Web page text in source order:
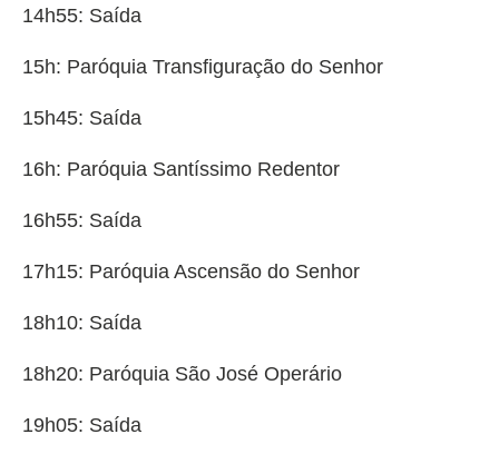
14h55: Saída
15h: Paróquia Transfiguração do Senhor
15h45: Saída
16h: Paróquia Santíssimo Redentor
16h55: Saída
17h15: Paróquia Ascensão do Senhor
18h10: Saída
18h20: Paróquia São José Operário
19h05: Saída